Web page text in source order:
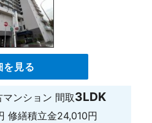
を見る
マンション 間取3LDK
修繕積立金24,010円